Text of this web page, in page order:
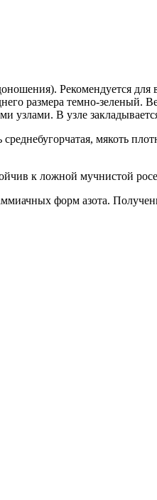
Рекомендуется
размера темно-зеленый.
В узле
мякоть
к ложной мучнистой
форм азота.